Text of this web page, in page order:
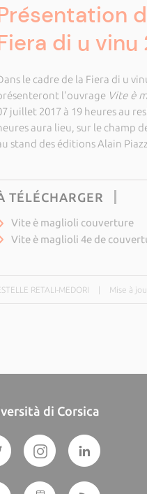
di u vinu
le cadre de la Fiera di u
l'ouvrage Vite è
juillet 2017 à 19 heures au
aura lieu, sur le champ
stand des éditions Alain
TÉLÉCHARGER
Vite è maglioli couverture
Vite è maglioli 4e de
RETALI-MEDORI Mise à
di Corsica